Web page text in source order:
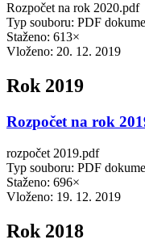
Rozpočet na rok 2020.pdf
Typ souboru: PDF
Staženo: 613×
Vloženo: 20. 12. 2019
Rok 2019
Rozpočet na rok
rozpočet 2019.pdf
Typ souboru: PDF
Staženo: 696×
Vloženo: 19. 12. 2019
Rok 2018